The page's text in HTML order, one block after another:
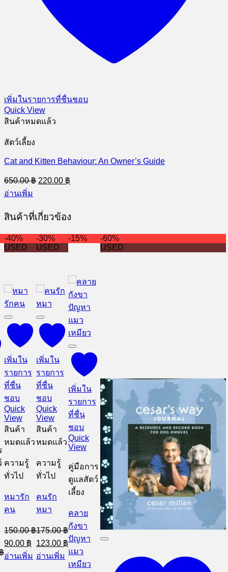
เพิ่มในรายการที่ชื่นชอบ
Quick View
สินค้าหมดแล้ว
สัตว์เลี้ยง
Cat and Kitten Behaviour: An Owner’s Guide
650.00฿ Original
price
220.00 ฿
price
อ่านเพิ่ม
สินค้าที่เกี่ยวข้อง
-40%
USED
เพิ่มใน
รายการ
ที่ชื่น
ชอบ
Quick
View
สินค้า
หมดแล้ว
ความรู้
ทั่วไป
หมารัก
คน
150.00฿
Original
price
was:
90.00 ฿Current
price
is:
อ่านเพิ่ม
-30%
USED
เพิ่มใน
รายการ
ที่ชื่น
ชอบ
Quick
View
สินค้า
หมดแล้ว
ความรู้
ทั่วไป
คนรัก
หมา
175.00฿
Original
price
was:
175.00 ฿.
123.00 ฿Current
price
123.00 ฿.
อ่านเพิ่ม
-15%
เพิ่มใน
รายการ
ที่ชื่น
ชอบ
Quick
View
คู่มือการ
ดูแลสัตว์
เลี้ยง
คลาย
กังขา
ปัญหา
แมว
เหมียว
-60%
USED